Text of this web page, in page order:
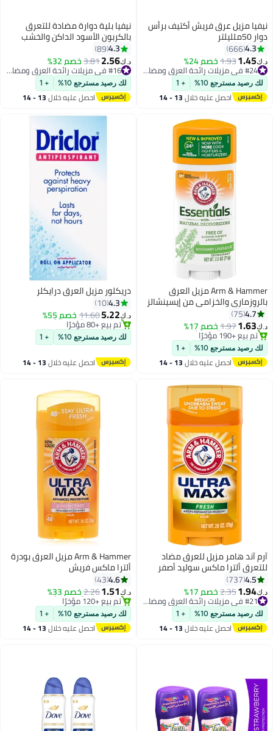
نيفيا مزيل عرق فريش أكتيف برأس
دوار 50ملليلتر
4.3
666
د.ك‏1.45
1.93خصم 24%
تم بيع +270 مؤخرًا
لك رصيد مسترجع 10% + 1
احصل عليه خلال 13 - 14
اغسطس
نيفيا بلية دوارة مضادة للتعرق
بالكربون الأسود الداكن والخشب
الداكن 50ml Pack of 2
4.3
89
د.ك‏2.56
3.81خصم 32%
تم بيع +290 مؤخرًا
لك رصيد مسترجع 10% + 1
احصل عليه خلال 13 - 14
اغسطس
Arm & Hammer مزيل العرق
بالروزماري والخزامى من إيسينشالز
4.7
75
د.ك‏1.63
1.97خصم 17%
أقل سعر في 7 يوم
تم بيع +190 مؤخرًا
لك رصيد مسترجع 10% + 1
احصل عليه خلال 13 - 14
دريكلور مزيل العرق درايكلر
4.3
10
د.ك‏5.22
11.60خصم 55%
أقل سعر في 30 يوم
تم بيع +80 مؤخرًا
لك رصيد مسترجع 10% + 1
احصل عليه خلال 13 - 14
آرم آند هامر مزيل للعرق مضاد
للتعرق ألترا ماكس سوليد أصفر
73جرام4.5
737
د.ك‏1.94
2.35خصم 17%
تم بيع +200 مؤخرًا
لك رصيد مسترجع 10% + 1
احصل عليه خلال 13 - 14
Arm & Hammer مزيل العرق بودرة
ألترا ماكس فريش
4.6
43
د.ك‏1.51
2.26خصم 33%
أقل سعر في 30 يوم
تم بيع +120 مؤخرًا
لك رصيد مسترجع 10% + 1
احصل عليه خلال 13 - 14